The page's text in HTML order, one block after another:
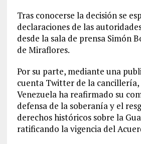
Tras conocerse la decisión se
declaraciones de las
desde la sala de prensa Simón
de Miraflores.
Por su parte, mediante una
cuenta Twitter de la cancillería,
Venezuela ha reafirmado su
defensa de la soberanía y el
derechos históricos sobre la
ratificando la vigencia del